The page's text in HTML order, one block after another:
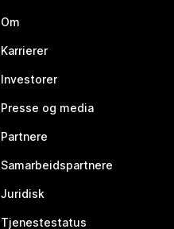
Om
Karrierer
Investorer
Presse og media
Partnere
Samarbeidspartnere
Juridisk
Tjenestestatus